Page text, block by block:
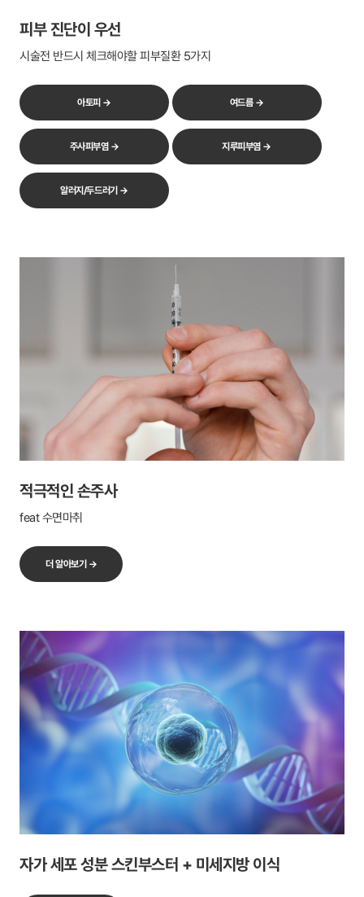
피부 진단이 우선
시술전 반드시 체크해야할 피부질환 5가지
아토피 → 여드름 →
주사피부염 → 지루피부염 →
알러지/두드러기 →
적극적인 손주사
feat 수면마취
더 알아보기 →
자가 세포 성분 스킨부스터 + 미세지방 이식